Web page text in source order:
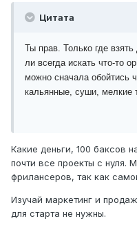
Цитата
Ты прав. Только где
ли всегда искать что-то
можно сначала обойтись
кальянные, суши, мелкие
Какие деньги, 100 баксов
почти все проекты с нуля.
фрилансеров, так как
Изучай маркетинг и
для старта не нужны.